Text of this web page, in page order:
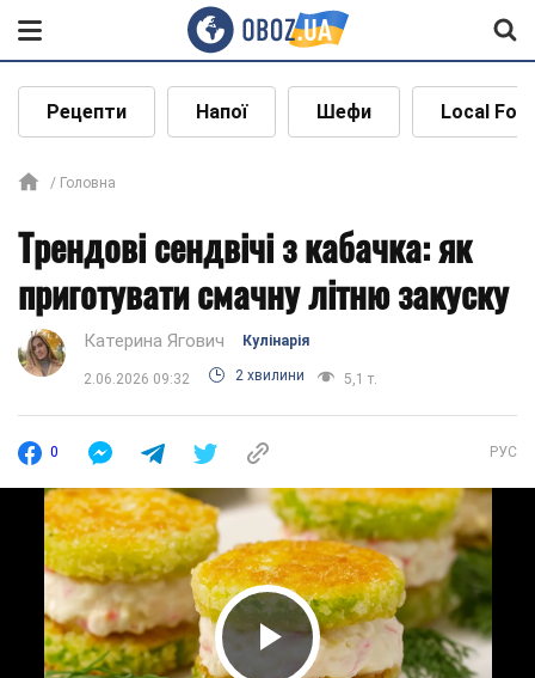
Рецепти Напої Шефи Local
Головна
Трендові сендвічі з кабачка: як
приготувати смачну літню закуску
Катерина Ягович Кулінарія
2.06.2026 09:32 2 хвилини 5,1 т.
0 РУС